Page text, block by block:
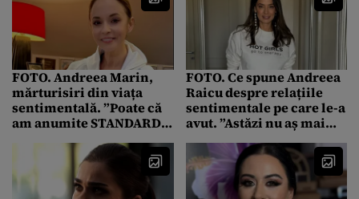
FOTO. Andreea Marin,
mărturisiri din viața
sentimentală. ”Poate că
am anumite STANDARDE
pași înapoi”
FOTO. Ce spune Andreea
Raicu despre relațiile
sentimentale pe care le-a
avut. ”Astăzi nu aș mai